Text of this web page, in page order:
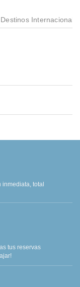
Destinos
total
tus reservas